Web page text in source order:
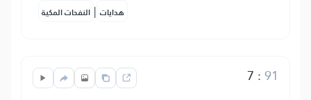
النفحات المكية | هدايات
7 :91